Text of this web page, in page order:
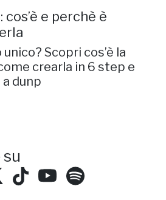
e perchè è
Scopri cos’è la
crearla in 6 step e
dunp